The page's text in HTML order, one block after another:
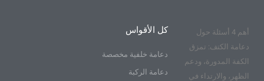
ك
أهم 4 أسئلة حول
دعامة الكتف: تمزق
الكفة المدورة، ودعم
الظهر، والارتداء في
كل الأقواس
دعامة خلفية مخصصة
دعامة الركبة